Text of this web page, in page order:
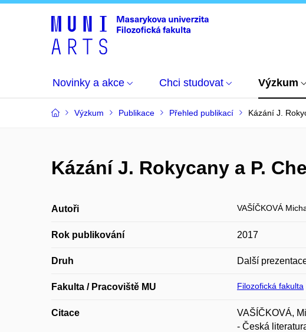
Novinky a akce Chci studovat Výzkum
Výzkum Publikace Přehled publikací Kázání J.
Kázání J. Rokycany a P.
Autoři VAŠÍČKOVÁ
Rok publikování 2017
Druh Další
Fakulta / Pracoviště MU Filozofická fakulta
Citace
VAŠÍČKOVÁ,
- Česká